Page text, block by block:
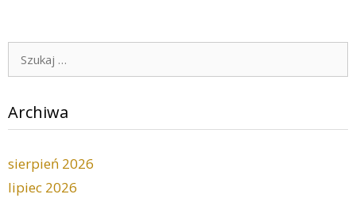
Szukaj:
Archiwa
sierpień 2026
lipiec 2026